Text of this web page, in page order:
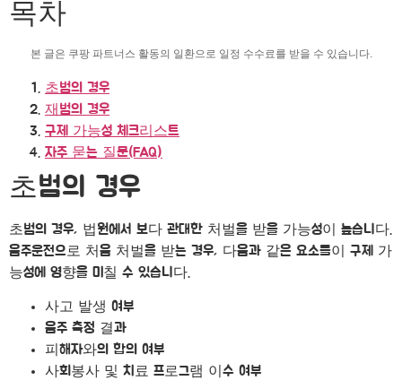
목차
본 글은 쿠팡 파트너스 활동의 일환으로 일정 수수료를 받을 수 있습니다.
초범의 경우
재범의 경우
구제 가능성 체크리스트
자주 묻는 질문(FAQ)
초범의 경우
초범의 경우, 법원에서 보다 관대한 처벌을 받을 가능성이 높습니다.
음주운전으로 처음 처벌을 받는 경우, 다음과 같은 요소들이 구제 가
능성에 영향을 미칠 수 있습니다.
사고 발생 여부
음주 측정 결과
피해자와의 합의 여부
사회봉사 및 치료 프로그램 이수 여부